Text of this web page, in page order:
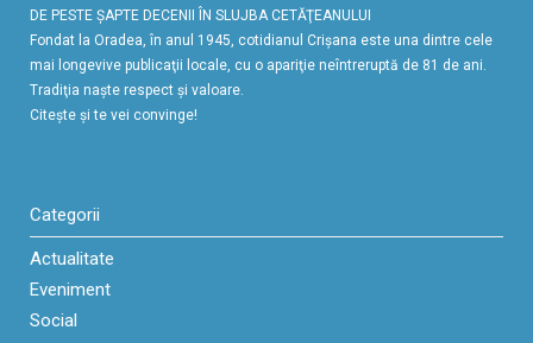
DE PESTE ŞAPTE DECENII ÎN SLUJBA CETĂŢEANULUI
Fondat la Oradea, în anul 1945, cotidianul Crişana este una dintre cele
mai longevive publicaţii locale, cu o apariţie neîntreruptă de 81 de ani.
Tradiţia naşte respect şi valoare.
Citeşte şi te vei convinge!
Categorii
Actualitate
Eveniment
Social